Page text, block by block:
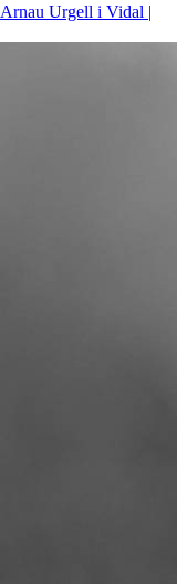
Arnau Urgell i Vidal |